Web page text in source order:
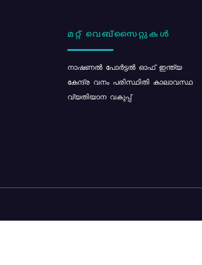
മറ്റ് വെബ്സൈറ്റുകൾ
നാഷണൽ പോർട്ടൽ ഓഫ് ഇന്ത്യ
കേന്ദ്ര വനം പരിസ്ഥിതി കാലാവസ്ഥ
വ്യതിയാന വകുപ്പ്